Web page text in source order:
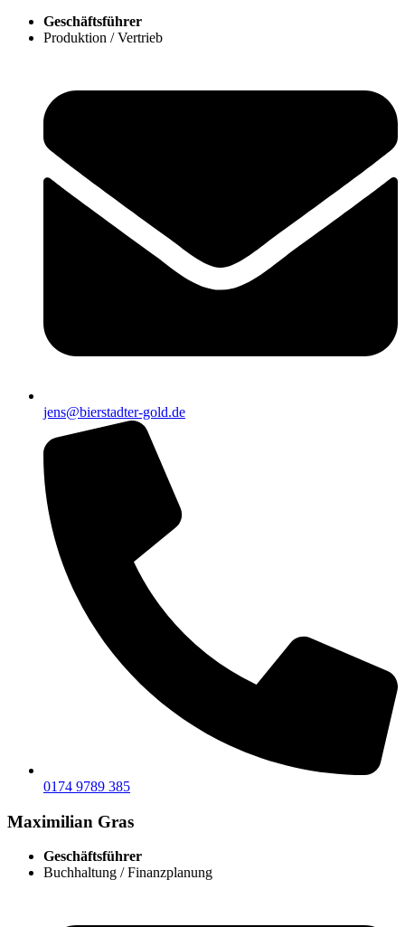
Geschäftsführer
Produktion / Vertrieb
jens@bierstadter-gold.de
0174 9789 385
Maximilian Gras
Geschäftsführer
Buchhaltung / Finanzplanung